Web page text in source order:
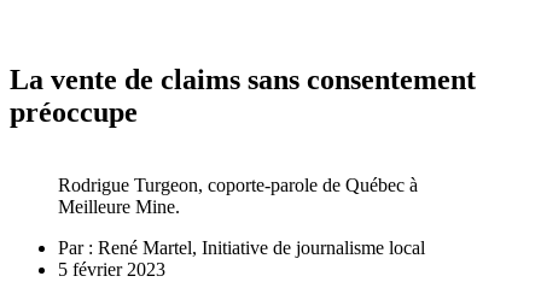
La vente de claims sans consentement
préoccupe
Rodrigue Turgeon, coporte-parole de Québec à
Meilleure Mine.
Par : René Martel, Initiative de journalisme local
5 février 2023